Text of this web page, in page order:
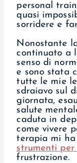
personal
quasi
sorridere e
Nonostante
continuato a
senso di
e sono stata
tutte le mie
sdraiavo sul
giornata,
salute
caduta in
come vivere
terapia mi
strumenti
frustrazione.